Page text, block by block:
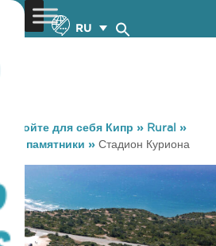
RU
для себя Кипр » Rural »
и памятники » Стадион Куриона